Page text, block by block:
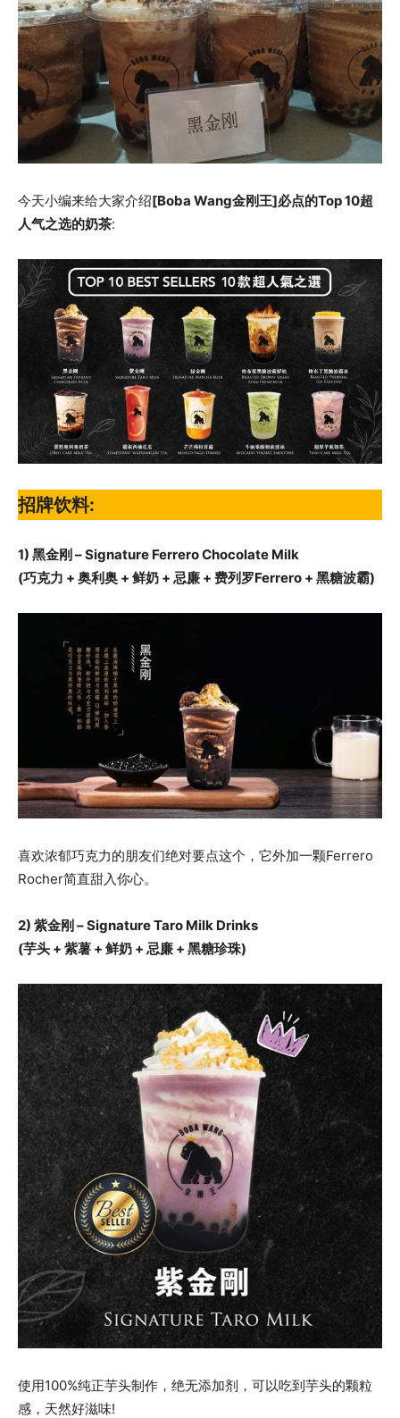
今天小编来给大家介绍[Boba Wang金刚王]必点的Top 10超
人气之选的奶茶:
招牌饮料:
1) 黑金刚 – Signature Ferrero Chocolate Milk
(巧克力 + 奥利奥 + 鲜奶 + 忌廉 + 费列罗Ferrero + 黑糖波霸)
喜欢浓郁巧克力的朋友们绝对要点这个，它外加一颗Ferrero
Rocher简直甜入你心。
2) 紫金刚 – Signature Taro Milk Drinks
(芋头 + 紫薯 + 鲜奶 + 忌廉 + 黑糖珍珠)
使用100%纯正芋头制作，绝无添加剂，可以吃到芋头的颗粒
感，天然好滋味!